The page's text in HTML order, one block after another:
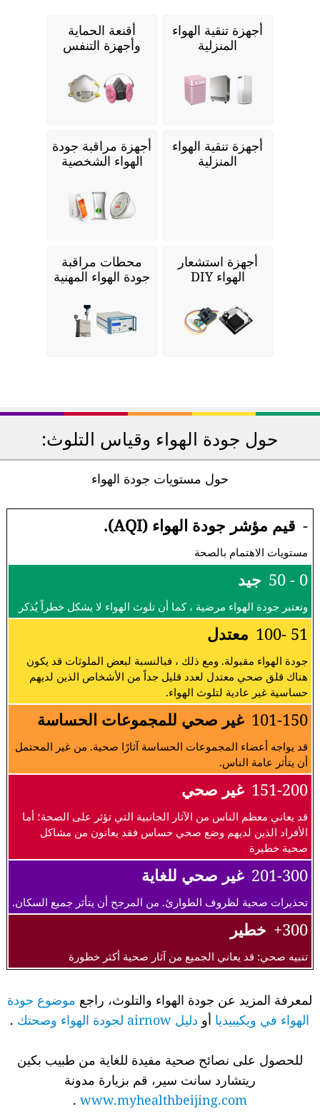
أجهزة تنقية الهواء
المنزلية
أقنعة الحماية
وأجهزة التنفس
أجهزة تنقية الهواء
المنزلية
أجهزة مراقبة جودة
الهواء الشخصية
أجهزة استشعار
الهواء DIY
محطات مراقبة
جودة الهواء المهنية
حول جودة الهواء وقياس التلوث:
حول مستويات جودة الهواء
- قيم مؤشر جودة الهواء (AQI).
مستويات الاهتمام بالصحة
0 - 50 جيد
وتعتبر جودة الهواء مرضية ، كما أن تلوث الهواء لا يشكل خطراً يُذكر
51 -100 معتدل
جودة الهواء مقبولة. ومع ذلك ، فبالنسبة لبعض الملوثات قد يكون
هناك قلق صحي معتدل لعدد قليل جداً من الأشخاص الذين لديهم
حساسية غير عادية لتلوث الهواء.
101-150 غير صحي للمجموعات الحساسة
قد يواجه أعضاء المجموعات الحساسة آثارًا صحية. من غير المحتمل
أن يتأثر عامة الناس.
151-200 غير صحي
قد يعاني معظم الناس من الآثار الجانبية التي تؤثر على الصحة؛ أما
الأفراد الذين لديهم وضع صحي حساس فقد يعانون من مشاكل
صحية خطيرة
201-300 غير صحي للغاية
تحذيرات صحية لظروف الطوارئ. من المرجح أن يتأثر جميع السكان.
300+ خطير
تنبيه صحي: قد يعاني الجميع من آثار صحية أكثر خطورة
لمعرفة المزيد عن جودة الهواء والتلوث، راجع موضوع جودة
الهواء في ويكيبيدياأو دليل airnow لجودة الهواء وصحتك .
للحصول على نصائح صحية مفيدة للغاية من طبيب بكين
ريتشارد سانت سير، قم بزيارة مدونة
www.myhealthbeijing.com
.